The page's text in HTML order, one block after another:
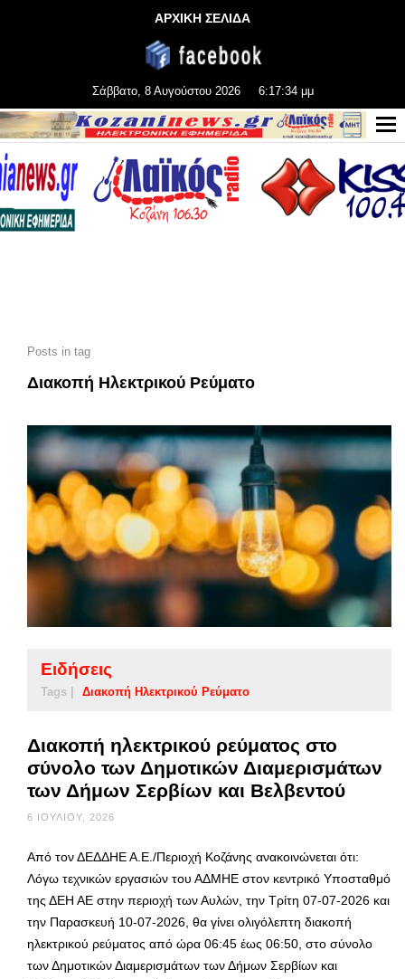
ΑΡΧΙΚΗ ΣΕΛΙΔΑ
Σάββατο, 8 Αυγούστου 2026 6:17:35 μμ
Posts in tag
Διακοπή Ηλεκτρικού Ρεύματο
Ειδήσεις
Tags | Διακοπή Ηλεκτρικού Ρεύματο
Διακοπή ηλεκτρικού ρεύματος στο
σύνολο των Δημοτικών Διαμερισμάτων
των Δήμων Σερβίων και Βελβεντού
6 ΙΟΥΛΊΟΥ, 2026
Από τον ΔΕΔΔΗΕ Α.Ε./Περιοχή Κοζάνης ανακοινώνεται ότι:
Λόγω τεχνικών εργασιών του ΑΔΜΗΕ στον κεντρικό Υποσταθμό
της ΔΕΗ ΑΕ στην περιοχή των Αυλών, την Τρίτη 07-07-2026 και
την Παρασκευή 10-07-2026, θα γίνει ολιγόλεπτη διακοπή
ηλεκτρικού ρεύματος από ώρα 06:45 έως 06:50, στο σύνολο
των Δημοτικών Διαμερισμάτων των Δήμων Σερβίων και